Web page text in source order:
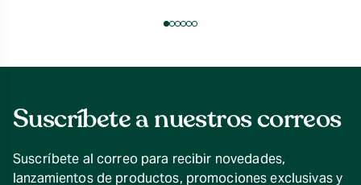
Suscríbete a nuestros correos
Suscríbete al correo para recibir novedades,
lanzamientos de productos, promociones exclusivas y